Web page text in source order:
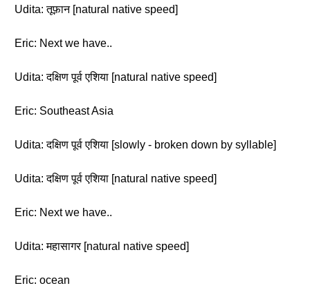
Udita: तूफ़ान [natural native speed]
Eric: Next we have..
Udita: दक्षिण पूर्व एशिया [natural native speed]
Eric: Southeast Asia
Udita: दक्षिण पूर्व एशिया [slowly - broken down by syllable]
Udita: दक्षिण पूर्व एशिया [natural native speed]
Eric: Next we have..
Udita: महासागर [natural native speed]
Eric: ocean